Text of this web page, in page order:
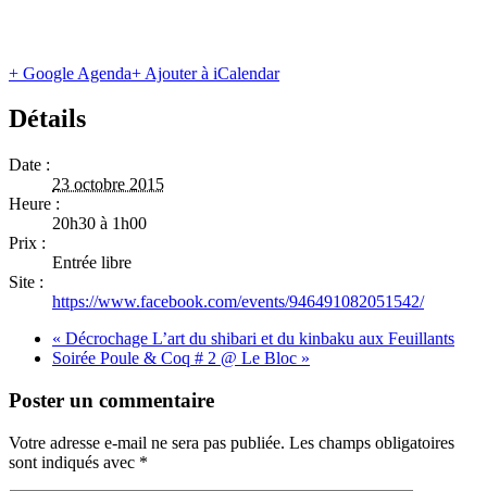
+ Google Agenda+ Ajouter à iCalendar
Détails
Date :
23 octobre 2015
Heure :
20h30 à 1h00
Prix :
Entrée libre
Site :
https://www.facebook.com/events/946491082051542/
« Décrochage L’art du shibari et du kinbaku aux Feuillants
Soirée Poule & Coq # 2 @ Le Bloc »
Poster un commentaire
Votre adresse e-mail ne sera pas publiée. Les champs obligatoires
sont indiqués avec *